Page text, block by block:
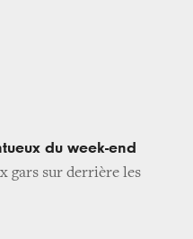
du week-end
gars sur derrière les